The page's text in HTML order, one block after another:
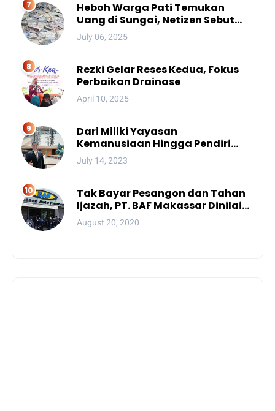
Heboh Warga Pati Temukan
Uang di Sungai, Netizen Sebut
Fenomena Aneh
July 06, 2025
Rezki Gelar Reses Kedua, Fokus
Perbaikan Drainase
April 10, 2025
Dari Miliki Yayasan
Kemanusiaan Hingga Pendiri
Unhan, Begini Profil Bro Rivai
Putra Sulsel Yang Promosi
July 14, 2023
Tak Bayar Pesangon dan Tahan
Ijazah, PT. BAF Makassar Dinilai
Wajib Dibekukan
August 20, 2020